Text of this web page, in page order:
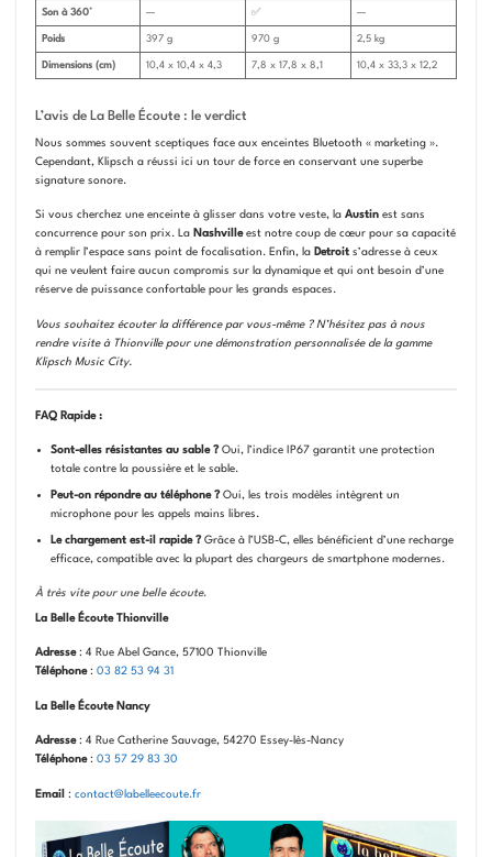
Son à 360° — ✅ —
Poids 397 g 970 g 2,5 kg
Dimensions (cm) 10,4 x 10,4 x 4,3 7,8 x 17,8 x 8,1 10,4 x 33,3 x 12,2
L’avis de La Belle Écoute : le verdict
Nous sommes souvent sceptiques face aux enceintes Bluetooth « marketing ».
Cependant, Klipsch a réussi ici un tour de force en conservant une superbe
signature sonore.
Si vous cherchez une enceinte à glisser dans votre veste, la Austinest sans
concurrence pour son prix. La Nashvilleest notre coup de cœur pour sa capacité
à remplir l’espace sans point de focalisation. Enfin, la Detroits’adresse à ceux
qui ne veulent faire aucun compromis sur la dynamique et qui ont besoin d’une
réserve de puissance confortable pour les grands espaces.
Vous souhaitez écouter la différence par vous-même ? N’hésitez pas à nous
rendre visite à Thionville pour une démonstration personnalisée de la gamme
Klipsch Music City.
FAQ Rapide :
Sont-elles résistantes au sable ?Oui, l’indice IP67 garantit une protection
totale contre la poussière et le sable.
Peut-on répondre au téléphone ?Oui, les trois modèles intègrent un
microphone pour les appels mains libres.
Le chargement est-il rapide ?Grâce à l’USB-C, elles bénéficient d’une recharge
efficace, compatible avec la plupart des chargeurs de smartphone modernes.
À très vite pour une belle écoute.
La Belle Écoute Thionville
Adresse: 4 Rue Abel Gance, 57100 Thionville
Téléphone: 03 82 53 94 31
La Belle Écoute Nancy
Adresse: 4 Rue Catherine Sauvage, 54270 Essey-lès-Nancy
Téléphone: 03 57 29 83 30
Email : contact@labelleecoute.fr